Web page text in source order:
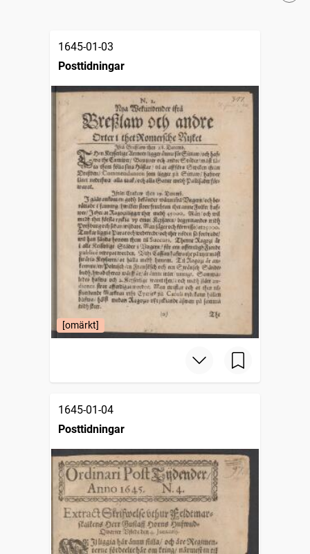
1645-01-03
Posttidningar
[omärkt]
1645-01-04
Posttidningar